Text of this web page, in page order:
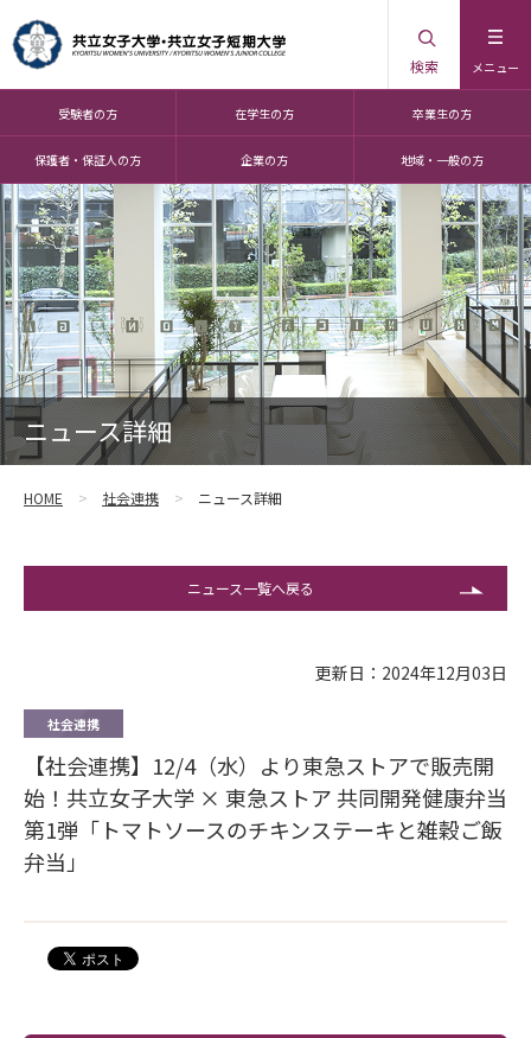
メニュー
検索
受験者の方 在学生の方 卒業生の方
保護者・保証人の方 企業の方 地域・一般の方
ニュース詳細
HOME 社会連携 ニュース詳細
ニュース一覧へ戻る
更新日：2024年12月03日
社会連携
【社会連携】12/4（水）より東急ストアで販売開
始！共立女子大学 × 東急ストア 共同開発健康弁当
第1弾「トマトソースのチキンステーキと雑穀ご飯
弁当」